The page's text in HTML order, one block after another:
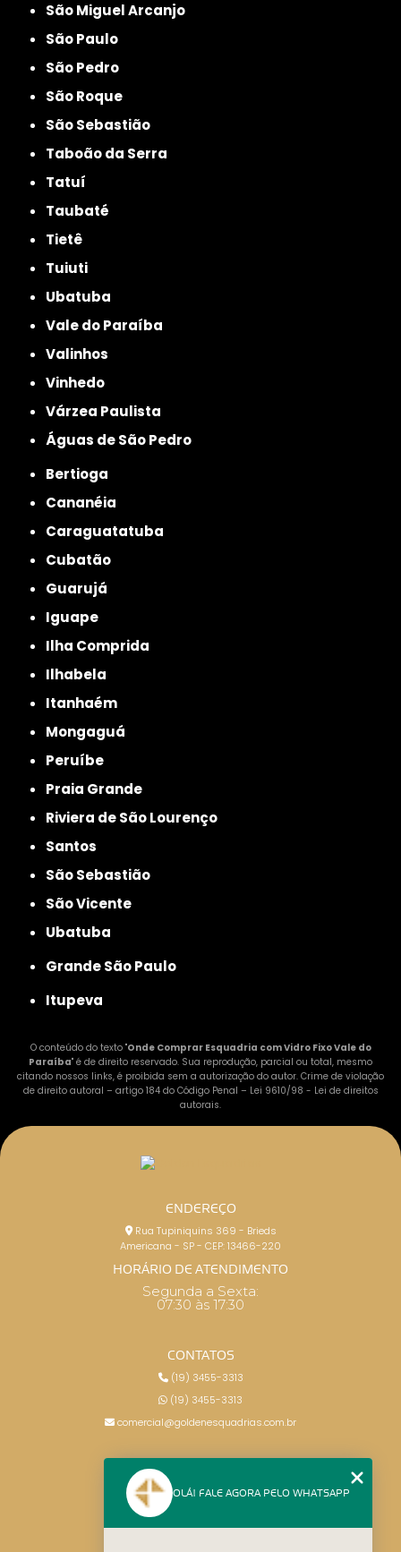
São Miguel Arcanjo
São Paulo
São Pedro
São Roque
São Sebastião
Taboão da Serra
Tatuí
Taubaté
Tietê
Tuiuti
Ubatuba
Vale do Paraíba
Valinhos
Vinhedo
Várzea Paulista
Águas de São Pedro
Bertioga
Cananéia
Caraguatatuba
Cubatão
Guarujá
Iguape
Ilha Comprida
Ilhabela
Itanhaém
Mongaguá
Peruíbe
Praia Grande
Riviera de São Lourenço
Santos
São Sebastião
São Vicente
Ubatuba
Grande São Paulo
Itupeva
O conteúdo do texto "Onde Comprar Esquadria com Vidro Fixo Vale do
Paraíba" é de direito reservado. Sua reprodução, parcial ou total, mesmo
citando nossos links, é proibida sem a autorização do autor. Crime de violação
de direito autoral – artigo 184 do Código Penal – Lei 9610/98 - Lei de direitos
autorais.
ENDEREÇO
Rua Tupiniquins 369 - Brieds
Americana - SP - CEP: 13466-220
HORÁRIO DE ATENDIMENTO
Segunda a Sexta:
07:30 às 17:30
CONTATOS
(19) 3455-3313
(19) 3455-3313
comercial@goldenesquadrias.com.br
HOME
OLÁ! FALE AGORA PELO WHATSAPP